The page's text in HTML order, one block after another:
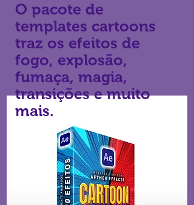
O pacote de
templates cartoons
traz os efeitos de
fogo, explosão,
fumaça, magia,
transições e muito
mais.